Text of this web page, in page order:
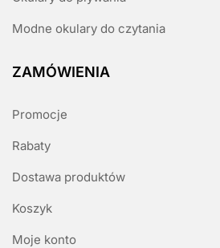
Modne okulary do czytania
ZAMÓWIENIA
Promocje
Rabaty
Dostawa produktów
Koszyk
Moje konto